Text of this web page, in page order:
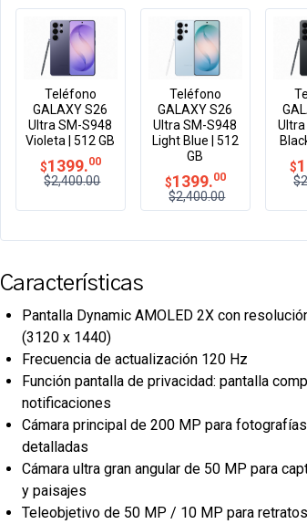
Teléfono
GALAXY S26
Ultra SM-S948
Violeta | 512 GB
$1399.00
$2,400.00
Teléfono
GALAXY S26
Ultra SM-S948
Light Blue | 512
GB
$1399.00
$2,400.00
$
Características
Pantalla Dynamic AMOLED 2X con
(3120 x 1440)
Frecuencia de actualización 120 Hz
Función pantalla de privacidad: pantalla
notificaciones
Cámara principal de 200 MP para
detalladas
Cámara ultra gran angular de 50 MP para
y paisajes
Teleobjetivo de 50 MP / 10 MP para